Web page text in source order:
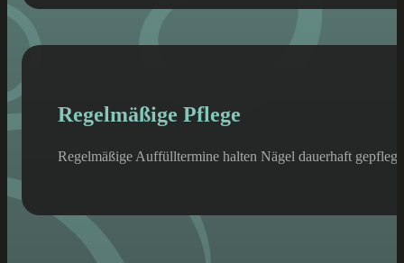
Regelmäßige Pflege
Regelmäßige Auffülltermine halten Nägel dauerhaft